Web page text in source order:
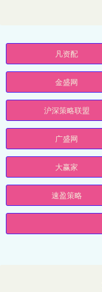
凡资配
金盛网
沪深策略联盟
广盛网
大赢家
速盈策略